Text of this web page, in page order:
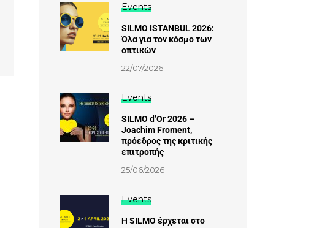
Events
SILMO ISTANBUL 2026:
Όλα για τον κόσμο των
οπτικών
22/07/2026
Events
SILMO d’Or 2026 –
Joachim Froment,
πρόεδρος της κριτικής
επιτροπής
25/06/2026
Events
Η SILMO έρχεται στο